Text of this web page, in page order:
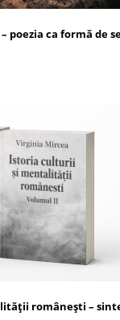
poezia ca formă de
românești –